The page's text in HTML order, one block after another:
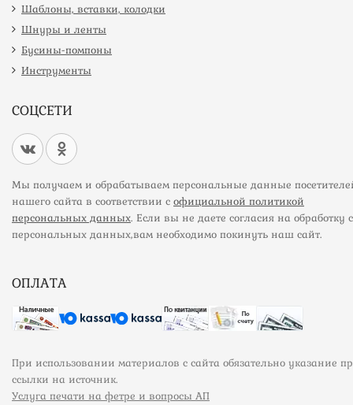
Шаблоны, вставки, колодки
Шнуры и ленты
Бусины-помпоны
Инструменты
СОЦСЕТИ
Мы получаем и обрабатываем персональные данные
нашего сайта в соответствии с официальной политикой
персональных данных. Если вы не даете согласия на обработку
персональных данных,вам необходимо покинуть наш сайт.
ОПЛАТА
При использовании материалов с сайта обязательно указание
ссылки на источник.
Услуга печати на фетре и вопросы АП